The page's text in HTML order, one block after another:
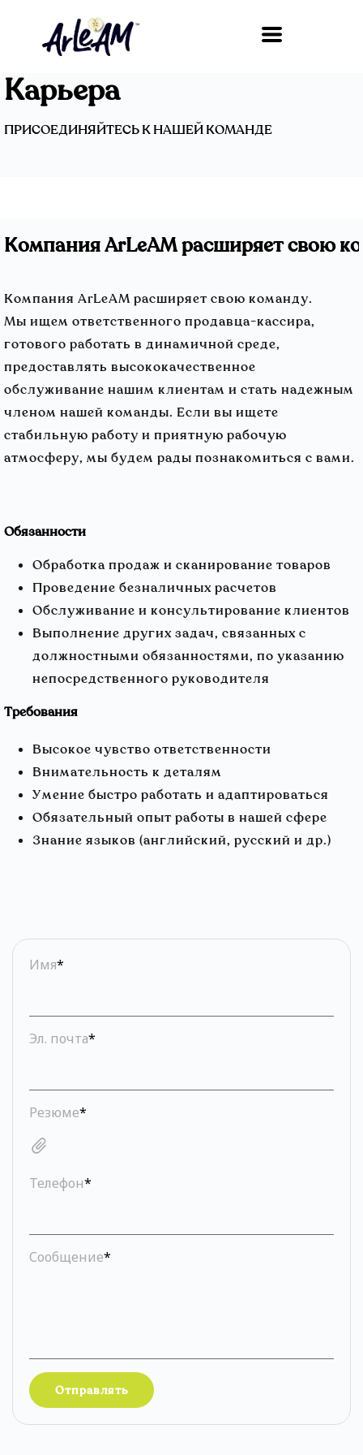
Карьера
ПРИСОЕДИНЯЙТЕСЬ К НАШЕЙ КОМАНДЕ
Компания ArLeAM расширяет свою
Компания ArLeAM расширяет свою команду.
Мы ищем ответственного продавца-кассира,
готового работать в динамичной среде,
предоставлять высококачественное
обслуживание нашим клиентам и стать надежным
членом нашей команды. Если вы ищете
стабильную работу и приятную рабочую
атмосферу, мы будем рады познакомиться с вами.
Обязанности
Обработка продаж и сканирование товаров
Проведение безналичных расчетов
Обслуживание и консультирование клиентов
Выполнение других задач, связанных с
должностными обязанностями, по указанию
непосредственного руководителя
Требования
Высокое чувство ответственности
Внимательность к деталям
Умение быстро работать и адаптироваться
Обязательный опыт работы в нашей сфере
Знание языков (английский, русский и др.)
Имя*
Эл. почта*
Резюме*
Телефон*
Сообщение*
Отправлять